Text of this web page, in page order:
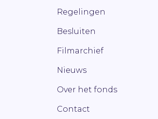
Regelingen
Besluiten
Filmarchief
Nieuws
Over het fonds
Contact